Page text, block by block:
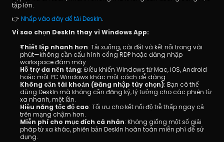
tập lớn.
👉 Nhấp vào đây để tải DeskIn.
Vì sao chọn DeskIn thay vì Windows App:
Thiết lập nhanh hơn: Tải xuống, cài đặt và kết nối trong vài
phút—không cần cấu hình cổng RDP hoặc đăng nhập
workspace đám mây.
Hỗ trợ đa nền tảng: Điều khiển Windows từ Mac, iOS, Android
hoặc một PC Windows khác một cách dễ dàng.
Không cần tài khoản (Đăng nhập tùy chọn): Bạn có thể
dùng DeskIn mà không cần đăng ký, lý tưởng cho các phiên từ
xa nhanh, một lần.
Hiệu năng tốc độ cao: Tối ưu cho kết nối độ trễ thấp ngay cả
trên mạng chậm hơn.
Miễn phí cho mục đích cá nhân: Không giống một số giải
pháp từ xa khác, phiên bản DeskIn hoàn toàn miễn phí để sử
dụng.